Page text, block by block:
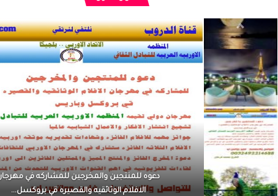
الرجل العظيم يكون مطمئناً ، يتحرر من القلق ،
بينما الرجل ضيق الأفق فعادة ما يكون متوتراً